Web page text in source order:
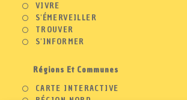
VIVRE
S'ÉMERVEILLER
TROUVER
S'INFORMER
Régions Et Communes
CARTE INTERACTIVE